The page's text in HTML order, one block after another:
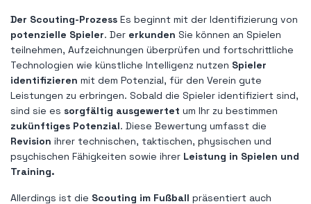
Der Scouting-Prozess Es beginnt mit der Identifizierung von
potenzielle Spieler. Der erkunden Sie können an Spielen
teilnehmen, Aufzeichnungen überprüfen und fortschrittliche
Technologien wie künstliche Intelligenz nutzen Spieler
identifizieren mit dem Potenzial, für den Verein gute
Leistungen zu erbringen. Sobald die Spieler identifiziert sind,
sind sie es sorgfältig ausgewertet um Ihr zu bestimmen
zukünftiges Potenzial. Diese Bewertung umfasst die
Revision ihrer technischen, taktischen, physischen und
psychischen Fähigkeiten sowie ihrer Leistung in Spielen und
Training.
Allerdings ist die Scouting im Fußball präsentiert auch